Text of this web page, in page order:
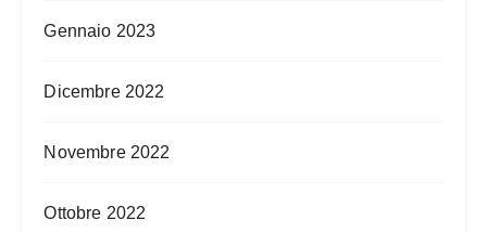
Gennaio 2023
Dicembre 2022
Novembre 2022
Ottobre 2022